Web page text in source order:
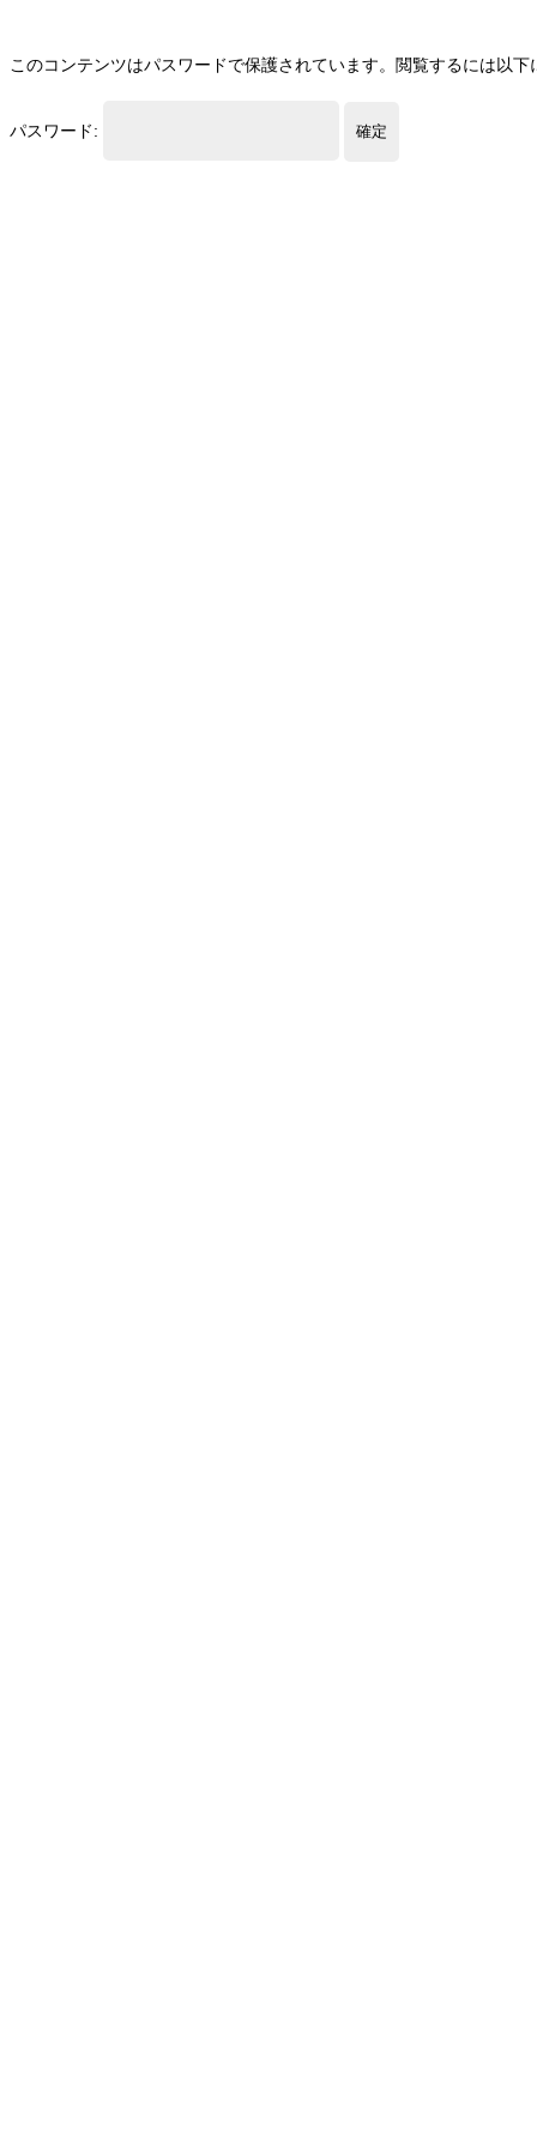
このコンテンツはパスワードで保護されています。閲覧するには以
パスワード: